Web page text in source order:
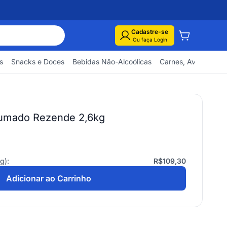
Cadastre-se
Ou faça Login
Snacks e Doces Bebidas Não-Alcoólicas Carnes, Aves e
Rezende 2,6kg
): R$109,30
Adicionar ao Carrinho